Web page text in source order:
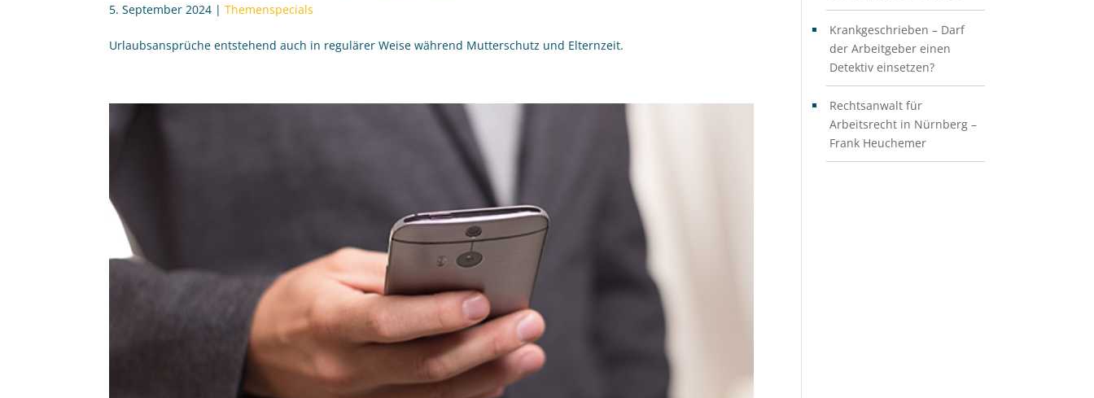
5. September 2024 |Themenspecials
Urlaubsansprüche entstehend auch in regulärer Weise während Mutterschutz und Elternzeit.
Krankgeschrieben – Darf
der Arbeitgeber einen
Detektiv einsetzen?
Rechtsanwalt für
Arbeitsrecht in Nürnberg –
Frank Heuchemer